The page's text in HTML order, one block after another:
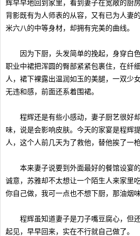
辉早早地回到家里，看到妻子在宽敞的厨
背影既有为人师表的从容，又有已为人妻
米六八的中等身材，却拥有完美的曲线。
因为下厨，头发简单的挽起，身穿白色
职业中裙把浑圆的臀部紧紧包裹住，在纤
人，裙下裸露出温润如玉的美腿，一双少
无违和感，前面还系着围裙。
程辉还是有些小感动，妻子厨艺很好却
味，说是会影响皮肤。今天的家宴是程辉
人，这个人前几天为了救他，替他挨了一
本来妻子说要到外面最好的餐馆设宴的
诚意，苏雅却不太想让一个陌生人来家里
你自己做，我可一点也不想下厨，那油烟
程辉虽知道妻子是刀子嘴豆腐心，但还
起见，早早回来，实在不行就自己做了。